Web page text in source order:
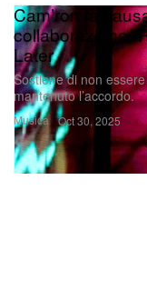
Musica
Cam’ron fa
collaborazione
Later
Sostiene di non
mantenuto l’accordo.
Oct 30, 2025